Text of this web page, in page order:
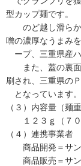
型カップ麺です。
のど越し滑らか
噌の濃厚なうまみ
ープ、三重県産ハ
また、蓋の裏面
刷され、三重県の
となっています。
（３）内容量（麺重
１２３ｇ（７０
（４）連携事業者
商品開発＝サン
商品販売＝サン